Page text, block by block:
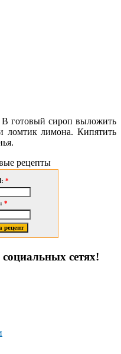
готовый сиропвыложить
ломтик лимона. Кипятить
рецепты
*
*
сетях!